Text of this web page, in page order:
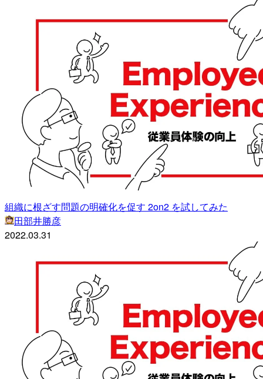
組織に根ざす問題の明確化を促す 2on2 を試してみた
田部井勝彦
2022.03.31